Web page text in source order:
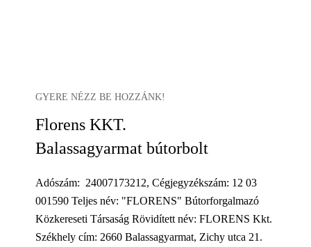
GYERE NÉZZ BE HOZZÁNK!
Florens KKT.
Balassagyarmat bútorbolt
Adószám: 24007173212, Cégjegyzékszám: 12 03
001590 Teljes név: "FLORENS" Bútorforgalmazó
Közkereseti Társaság Rövidített név: FLORENS Kkt.
Székhely cím: 2660 Balassagyarmat, Zichy utca 21.